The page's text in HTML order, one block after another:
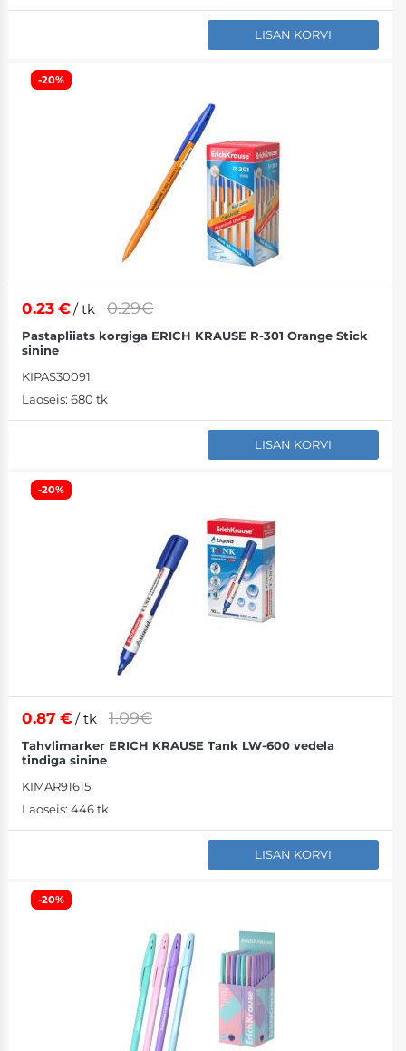
LISAN KORVI
-20%
0.23 €/ tk 0.29€
Pastapliiats korgiga ERICH KRAUSE R-301 Orange Stick
sinine
KIPAS30091
Laoseis: 680 tk
LISAN KORVI
-20%
0.87 €/ tk 1.09€
Tahvlimarker ERICH KRAUSE Tank LW-600 vedela
tindiga sinine
KIMAR91615
Laoseis: 446 tk
LISAN KORVI
-20%